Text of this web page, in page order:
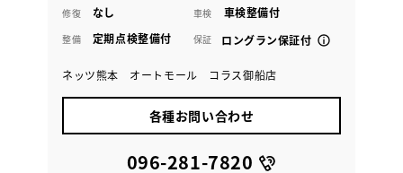
修復 なし 車検 車検整備付
整備 定期点検整備付 保証 ロングラン保証付
ネッツ熊本 オートモール コラス御船店
各種お問い合わせ
096-281-7820